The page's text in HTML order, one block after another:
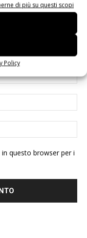
di più su questi scopi
Policy
questo browser per i